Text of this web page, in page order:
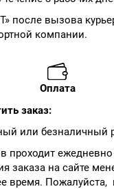
после вызова
компании.
Оплата
заказ:
или безналичный
проходит
заказа на сайте
время. Пожалуйста,